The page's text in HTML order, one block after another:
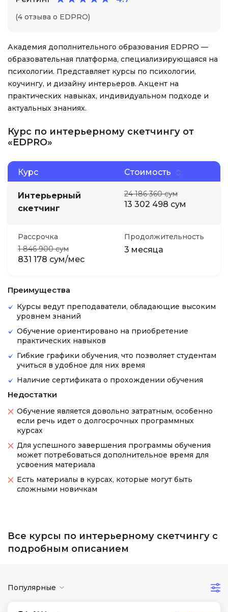
(4 отзыва о EDPRO)
Академия дополнительного образования EDPRO —
образовательная платформа, специализирующаяся на
психологии. Представляет курсы по психологии,
коучингу, и дизайну интерьеров. Акцент на
практических навыках, индивидуальном подходе и
актуальных знаниях.
Курс по интерьерному скетчингу от
«EDPRO»
Курс Стоимость
Интерьерный
скетчинг
24 186 360 сум
13 302 498 сум
Рассрочка
1 846 900 сум
831 178 сум/мес
Продолжительность
3 месяца
Преимущества
Курсы ведут преподаватели, обладающие высоким
уровнем знаний
Обучение ориентировано на приобретение
практических навыков
Гибкие графики обучения, что позволяет студентам
учиться в удобное для них время
Наличие сертификата о прохождении обучения
Недостатки
Обучение является довольно затратным, особенно
если речь идет о долгосрочных программных
курсах
Для успешного завершения программы обучения
может потребоваться дополнительное время для
усвоения материала
Есть материалы в курсах, которые могут быть
сложными новичкам
Все курсы по интерьерному скетчингу с
подробным описанием
Популярные